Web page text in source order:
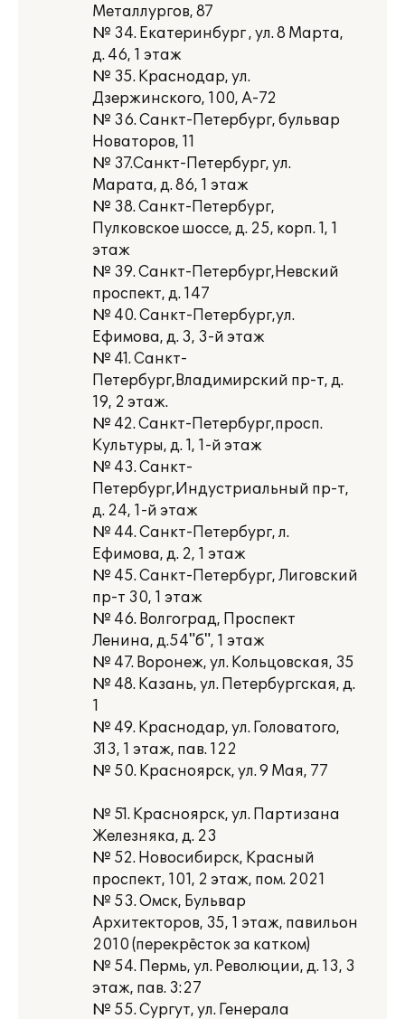
Металлургов, 87
№ 34. Екатеринбург , ул. 8 Марта,
д. 46, 1 этаж
№ 35. Краснодар, ул.
Дзержинского, 100, А-72
№ 36. Санкт-Петербург, бульвар
Новаторов, 11
№ 37.Санкт-Петербург, ул.
Марата, д. 86, 1 этаж
№ 38. Санкт-Петербург,
Пулковское шоссе, д. 25, корп. 1, 1
этаж
№ 39. Санкт-Петербург,Невский
проспект, д. 147
№ 40. Санкт-Петербург,ул.
Ефимова, д. 3, 3-й этаж
№ 41. Санкт-
Петербург,Владимирский пр-т, д.
19, 2 этаж.
№ 42. Санкт-Петербург,просп.
Культуры, д. 1, 1-й этаж
№ 43. Санкт-
Петербург,Индустриальный пр-т,
д. 24, 1-й этаж
№ 44. Санкт-Петербург, л.
Ефимова, д. 2, 1 этаж
№ 45. Санкт-Петербург, Лиговский
пр-т 30, 1 этаж
№ 46. Волгоград, Проспект
Ленина, д.54"б", 1 этаж
№ 47. Воронеж, ул. Кольцовская, 35
№ 48. Казань, ул. Петербургская, д.
1
№ 49. Краснодар, ул. Головатого,
313, 1 этаж, пав. 122
№ 50. Красноярск, ул. 9 Мая, 77
№ 51. Красноярск, ул. Партизана
Железняка, д. 23
№ 52. Новосибирск, Красный
проспект, 101, 2 этаж, пом. 2021
№ 53. Омск, Бульвар
Архитекторов, 35, 1 этаж, павильон
2010 (перекрёсток за катком)
№ 54. Пермь, ул. Революции, д. 13, 3
этаж, пав. 3:27
№ 55. Сургут, ул. Генерала